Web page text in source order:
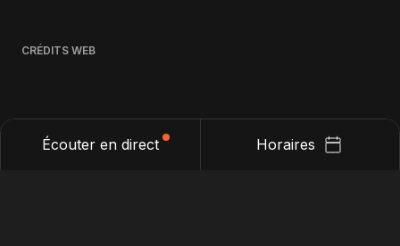
Écouter en direct Horaires
CRÉDITS WEB